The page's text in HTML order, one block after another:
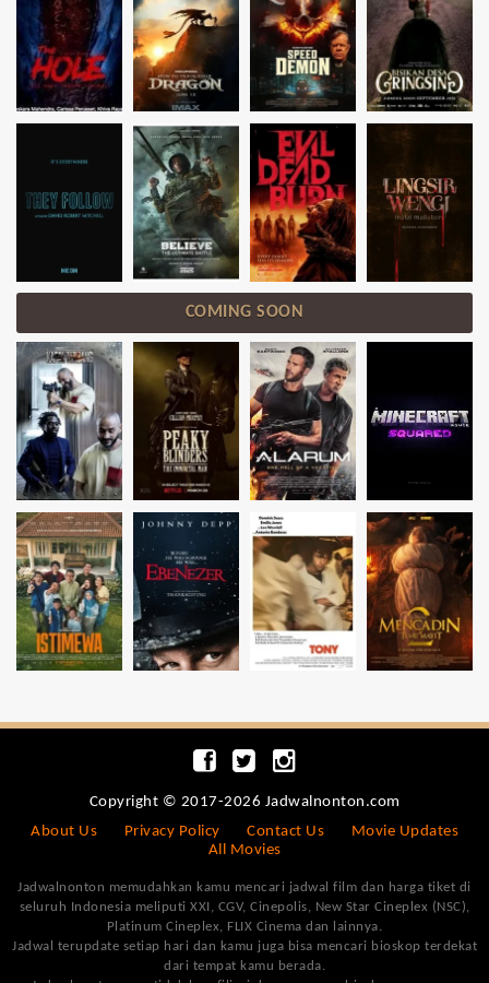
COMING SOON
Copyright © 2017-2026 Jadwalnonton.com
About Us
Privacy Policy Contact Us
Movie Updates
All Movies
Jadwalnonton memudahkan kamu mencari jadwal film dan harga tiket di
seluruh Indonesia meliputi XXI, CGV, Cinepolis, New Star Cineplex (NSC),
Platinum Cineplex, FLIX Cinema dan lainnya.
Jadwal terupdate setiap hari dan kamu juga bisa mencari bioskop terdekat
dari tempat kamu berada.